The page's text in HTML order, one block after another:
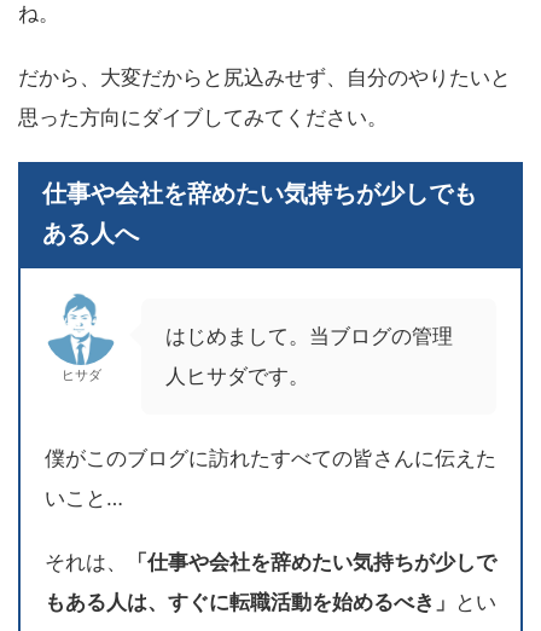
ね。
だから、大変だからと尻込みせず、自分のやりたいと
思った方向にダイブしてみてください。
仕事や会社を辞めたい気持ちが少しでも
ある人へ
ヒサダ
はじめまして。当ブログの管理
人ヒサダです。
僕がこのブログに訪れたすべての皆さんに伝えた
いこと…
それは、
「仕事や会社を辞めたい気持ちが少しで
もある人は、すぐに転職活動を始めるべき」 とい